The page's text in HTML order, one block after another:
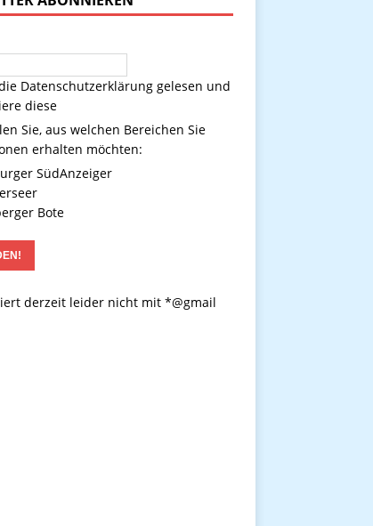
Datenschutzerklärunggelesen und
diese
Sie, aus welchen Bereichen Sie
erhalten möchten:
SüdAnzeiger
Bote
derzeit leider nicht mit *@gmail